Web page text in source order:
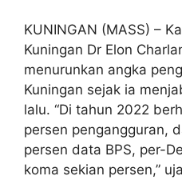
KUNINGAN (MASS) –
Kuningan Dr Elon
menurunkan angka
Kuningan sejak ia
lalu. “Di tahun 2022
persen pengangguran,
persen data BPS, per-
koma sekian persen,”